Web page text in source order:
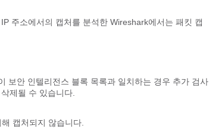
주소에서의 캡처를 분석한 Wireshark에서는 패킷 캡
보안 인텔리전스 블록 목록과 일치하는 경우 추가 검사
제될 수 있습니다.
캡처되지 않습니다.